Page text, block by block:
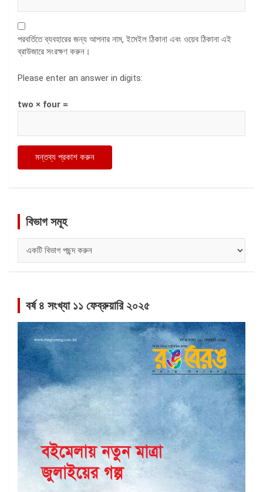
পরবর্তিতে ব্যবহারের জন্য আপনার নাম, ইমেইল ঠিকানা এবং ওয়েব ঠিকানা এই
ব্রাউজারে সংরক্ষণ করুন।
Please enter an answer in digits:
two × four =
বিভাগ সমূহ
সমূহ
বর্ষ ৪ সংখ্যা ১১ ফেব্রুয়ারি ২০২৫